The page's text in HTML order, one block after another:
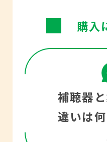
生活が送
ます。
長時間補
るなど間
している
させる場
で、適正
ることが
あります
ネと同じ
によって
体感・明
す。
補聴器を
の声の大
良く聞こ
ますので
声で話す
購入
補聴器
違いは